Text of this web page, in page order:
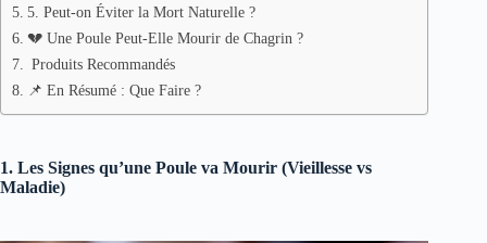
5. Peut-on Éviter la Mort Naturelle ?
💔 Une Poule Peut-Elle Mourir de Chagrin ?
Produits Recommandés
📌 En Résumé : Que Faire ?
1. Les Signes qu’une Poule va Mourir (Vieillesse vs
Maladie)